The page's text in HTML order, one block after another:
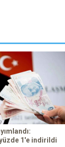
1'e indirildi